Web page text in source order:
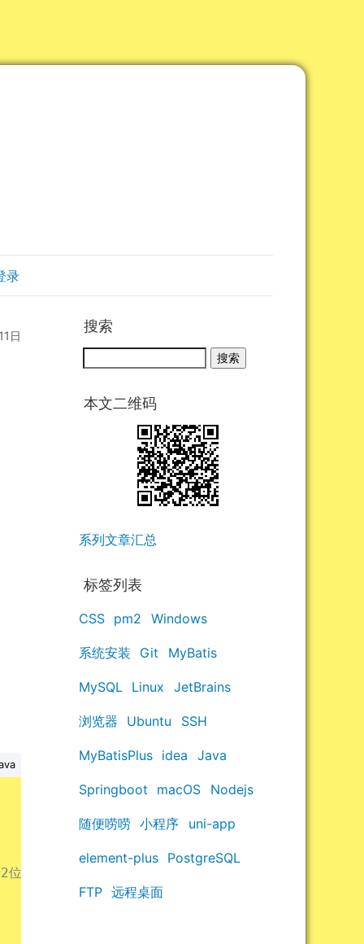
录
日
，这里会报错
搜索
本文二维码
系列文章汇总
标签列表
CSS pm2 Windows
系统安装 Git MyBatis
MySQL Linux JetBrains
浏览器 Ubuntu SSH
MyBatisPlus idea Java
Springboot macOS Nodejs
随便唠唠 小程序 uni-app
element-plus PostgreSQL
FTP 远程桌面